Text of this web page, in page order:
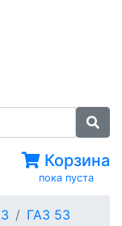
Корзина
пока пуста
ГАЗ 53